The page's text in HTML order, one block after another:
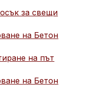
за свещи
на Бетон
на път
на Бетон